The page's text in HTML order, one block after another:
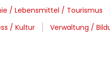
/ Lebensmittel / Tourismus
/ Kultur Verwaltung /